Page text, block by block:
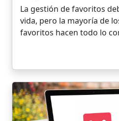
La gestión de favoritos
vida, pero la mayoría de
favoritos hacen todo lo
desordenados
hasta aplicaciones
Bookmark Ninja, la lucha
enlaces organizados es
tantas herramientas y
tomar por fin el control
guardados?